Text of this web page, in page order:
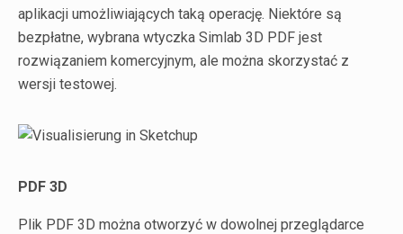
aplikacji umożliwiających taką operację. Niektóre są
bezpłatne, wybrana wtyczka Simlab 3D PDF jest
rozwiązaniem komercyjnym, ale można skorzystać z
wersji testowej.
PDF 3D
Plik PDF 3D można otworzyć w dowolnej przeglądarce